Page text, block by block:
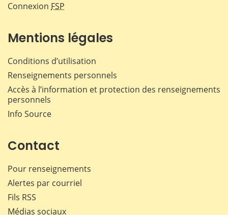
Connexion FSP
Mentions légales
Conditions d’utilisation
Renseignements personnels
Accès à l’information et protection des renseignements
personnels
Info Source
Contact
Pour renseignements
Alertes par courriel
Fils RSS
Médias sociaux